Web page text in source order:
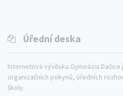
Úřední deska
Internetová vývěska Gymnázia
organizačních pokynů, úředních
školy.